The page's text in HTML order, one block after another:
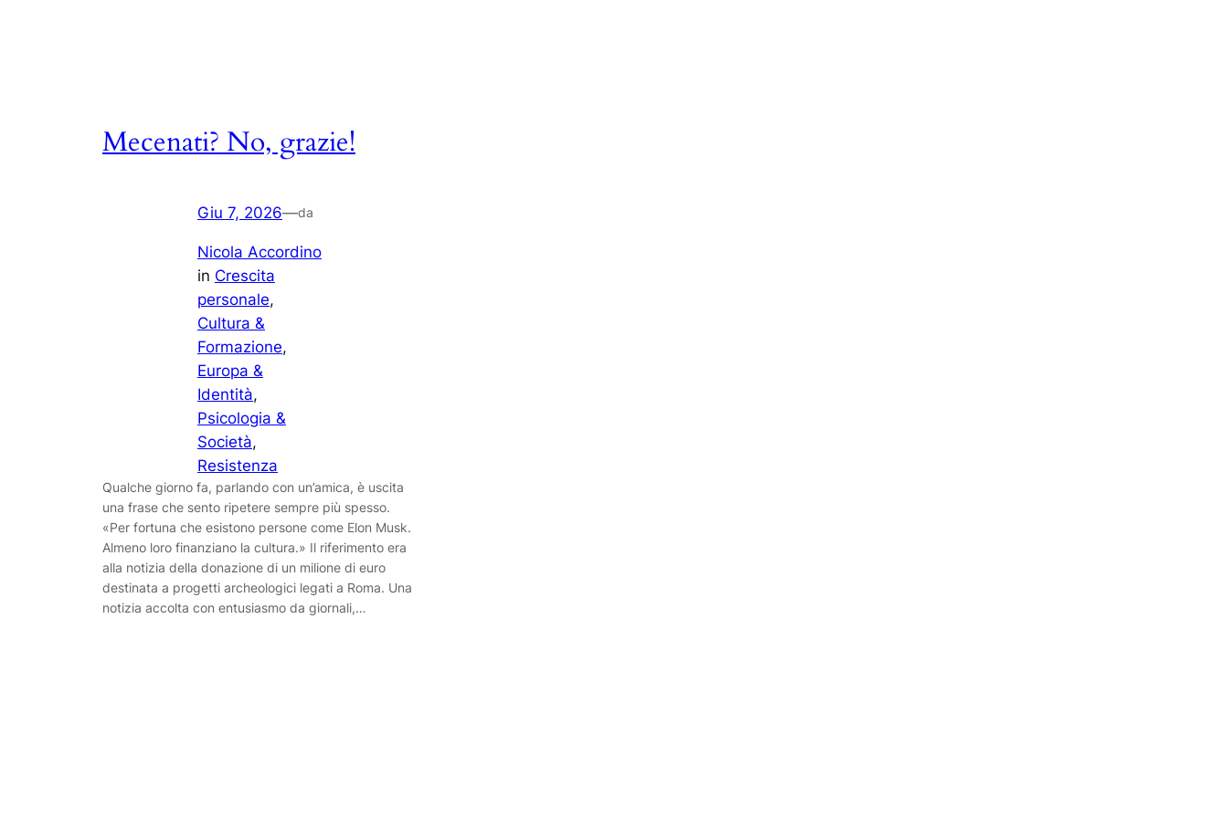
Mecenati? No, grazie!
Giu 7, 2026—da
Nicola Accordino
in Crescita
personale
Cultura &
Formazione
Europa &
Identità
Psicologia &
Società
Resistenza
Qualche giorno fa, parlando con un’amica, è uscita
una frase che sento ripetere sempre più spesso.
«Per fortuna che esistono persone come Elon Musk.
Almeno loro finanziano la cultura.» Il riferimento era
alla notizia della donazione di un milione di euro
destinata a progetti archeologici legati a Roma. Una
notizia accolta con entusiasmo da giornali,…